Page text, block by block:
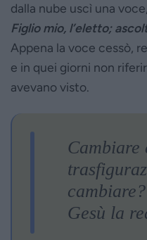
dalla nube uscì una
Figlio mio, l’eletto;
Appena la voce cessò,
e in quei giorni non
avevano visto.
Gesù la